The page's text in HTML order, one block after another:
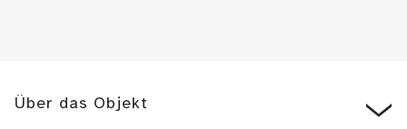
Über das Objekt